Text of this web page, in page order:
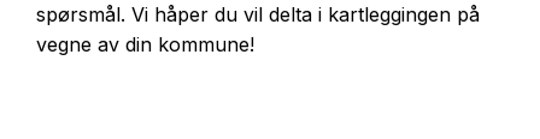
spørsmål. Vi håper du vil delta i kartleggingen på
vegne av din kommune!